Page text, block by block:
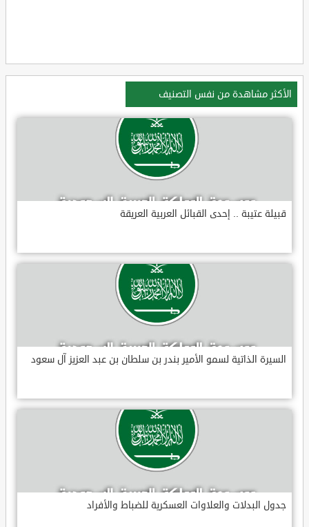
الأكثر مشاهدة من نفس التصنيف
قبيلة عتيبة .. إحدى القبائل العربية العريقة
السيرة الذاتية لسمو الأمير بندر بن سلطان بن عبد العزيز آل سعود
جدول البدلات والعلاوات العسكرية للضباط والأفراد